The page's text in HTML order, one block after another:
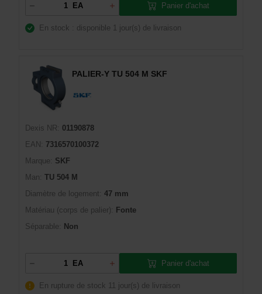
EA Panier d'achat
En stock : disponible 1 jour(s) de livraison
PALIER-Y TU 504 M SKF
Dexis NR:
01190878
EAN:
7316570100372
Marque:
SKF
Man: TU 504 M
Diamètre de logement: 47 mm
Matériau (corps de palier):
Fonte
Séparable:
Non
EA Panier d'achat
En rupture de stock 11 jour(s) de livraison